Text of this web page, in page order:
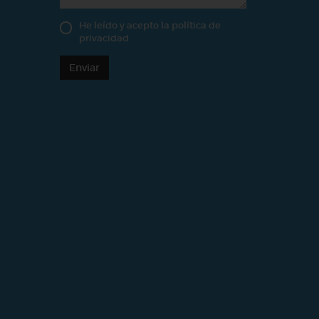
He leído y acepto la política de
privacidad
Enviar